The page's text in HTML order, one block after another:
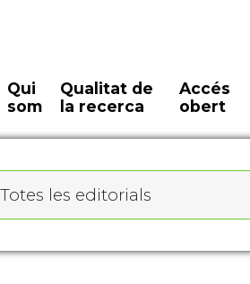
Qui
som
Qualitat de
la recerca
Accés
obert
Totes les editorials